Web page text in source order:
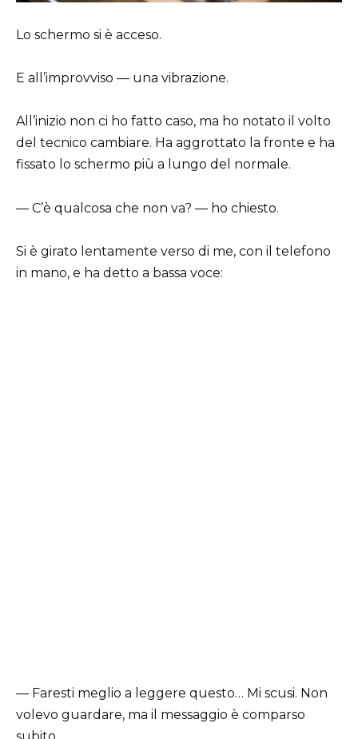
Lo schermo si è acceso.
E all’improvviso — una vibrazione.
All’inizio non ci ho fatto caso, ma ho notato il volto
del tecnico cambiare. Ha aggrottato la fronte e ha
fissato lo schermo più a lungo del normale.
— C’è qualcosa che non va? — ho chiesto.
Si è girato lentamente verso di me, con il telefono
in mano, e ha detto a bassa voce:
— Faresti meglio a leggere questo… Mi scusi. Non
volevo guardare, ma il messaggio è comparso